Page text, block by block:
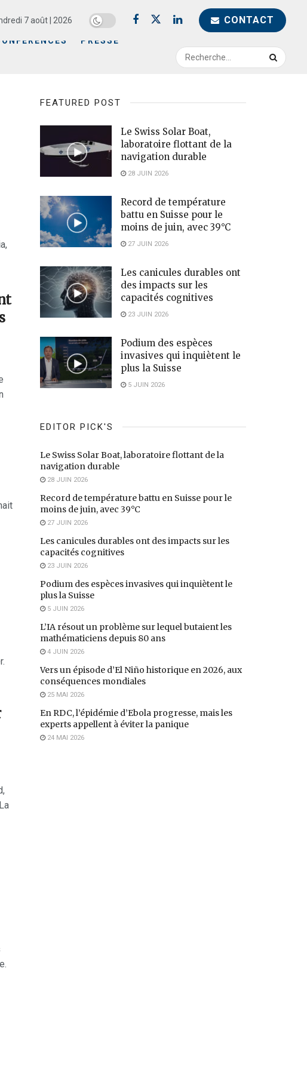
7 août | 2026 CONTACT
PRESSE
FEATURED POST
Le Swiss Solar Boat,
laboratoire flottant de la
navigation durable
28 JUIN 2026
Record de température
battu en Suisse pour le
moins de juin, avec 39°C
27 JUIN 2026
Les canicules durables ont
des impacts sur les
capacités cognitives
23 JUIN 2026
Podium des espèces
invasives qui inquiètent le
plus la Suisse
5 JUIN 2026
EDITOR PICK'S
Le Swiss Solar Boat, laboratoire flottant de la
navigation durable
28 JUIN 2026
Record de température battu en Suisse pour le
moins de juin, avec 39°C
27 JUIN 2026
Les canicules durables ont des impacts sur les
capacités cognitives
23 JUIN 2026
Podium des espèces invasives qui inquiètent le
plus la Suisse
5 JUIN 2026
L’IA résout un problème sur lequel butaient les
mathématiciens depuis 80 ans
4 JUIN 2026
Vers un épisode d’El Niño historique en 2026, aux
conséquences mondiales
25 MAI 2026
En RDC, l’épidémie d’Ebola progresse, mais les
experts appellent à éviter la panique
24 MAI 2026